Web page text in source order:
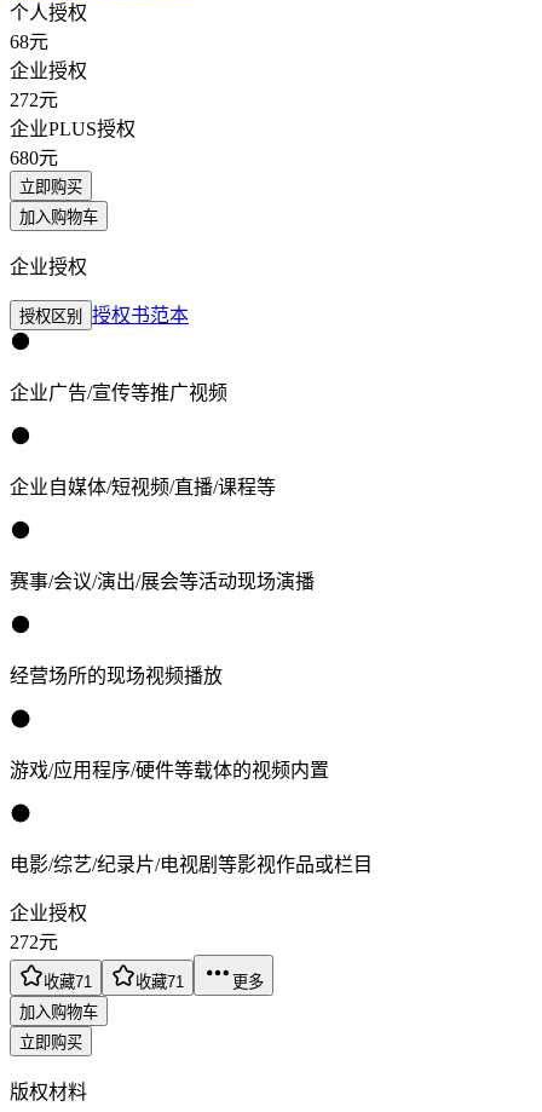
个人授权
68元
企业授权
272元
企业PLUS授权
680元
立即购买
加入购物车
企业授权
授权区别 授权书范本
企业广告/宣传等推广视频
企业自媒体/短视频/直播/课程等
赛事/会议/演出/展会等活动现场演播
经营场所的现场视频播放
游戏/应用程序/硬件等载体的视频内置
电影/综艺/纪录片/电视剧等影视作品或栏目
企业授权
272元
收藏71 收藏71
更多
加入购物车
立即购买
版权材料